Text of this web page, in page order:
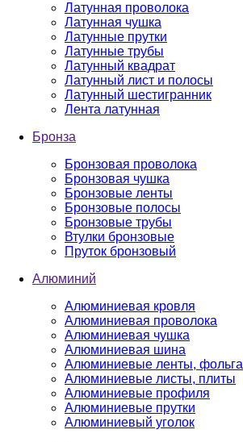
Латунная проволока
Латунная чушка
Латунные прутки
Латунные трубы
Латунный квадрат
Латунный лист и полосы
Латунный шестигранник
Лента латунная
Бронза
Бронзовая проволока
Бронзовая чушка
Бронзовые ленты
Бронзовые полосы
Бронзовые трубы
Втулки бронзовые
Пруток бронзовый
Алюминий
Алюминиевая кровля
Алюминиевая проволока
Алюминиевая чушка
Алюминиевая шина
Алюминиевые ленты, фольга
Алюминиевые листы, плиты
Алюминиевые профиля
Алюминиевые прутки
Алюминиевый уголок